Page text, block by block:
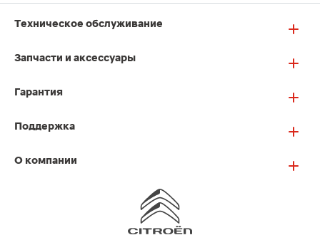
Техническое обслуживание
Запчасти и аксессуары
Гарантия
Поддержка
О компании